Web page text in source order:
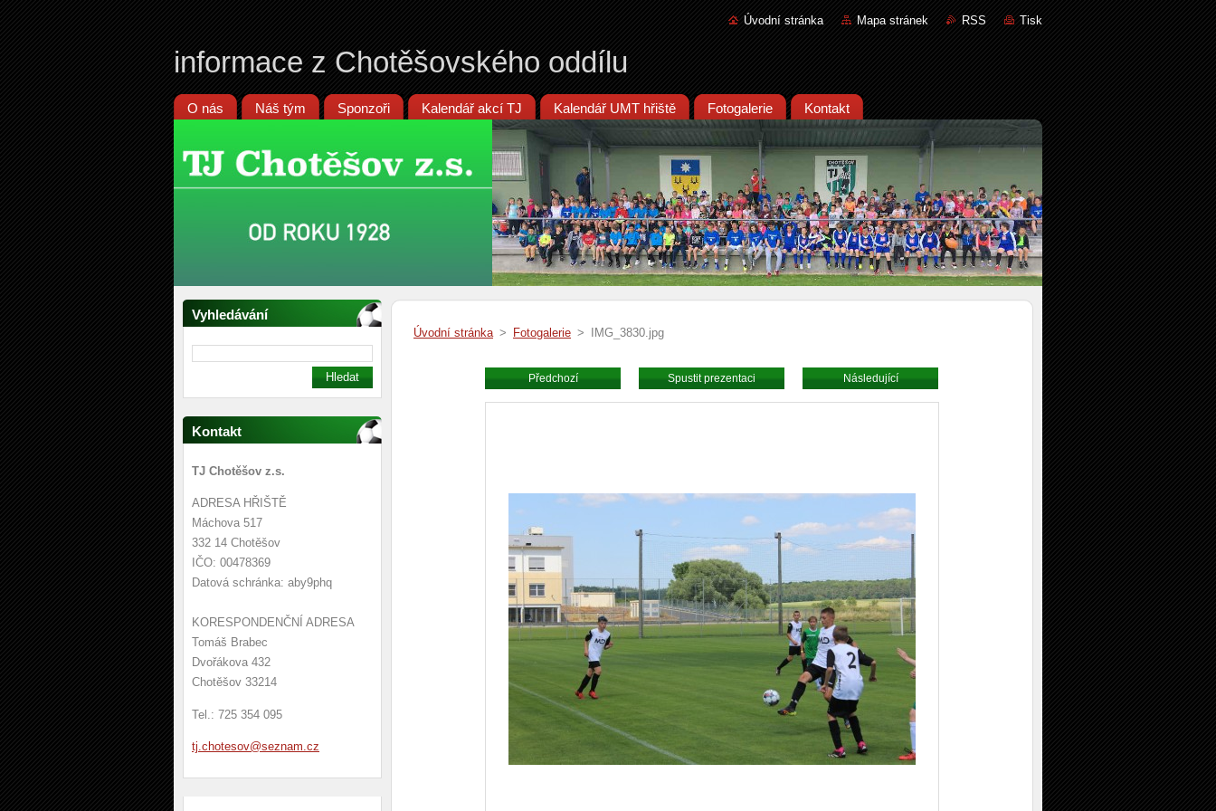
Úvodní stránka Mapa stránek RSS Tisk
informace z Chotěšovského oddílu
O nás Náš tým Sponzoři Kalendář akcí TJ Kalendář UMT hřiště Fotogalerie Kontakt
Vyhledávání
Kontakt
TJ Chotěšov z.s.
ADRESA HŘIŠTĚ
Máchova 517
332 14 Chotěšov
IČO: 00478369
Datová schránka: aby9phq
KORESPONDENČNÍ ADRESA
Tomáš Brabec
Dvořákova 432
Chotěšov 33214
Tel.: 725 354 095
tj.chotesov@seznam.cz
Úvodní stránka > Fotogalerie > IMG_3830.jpg
Předchozí Spustit prezentaci Následující